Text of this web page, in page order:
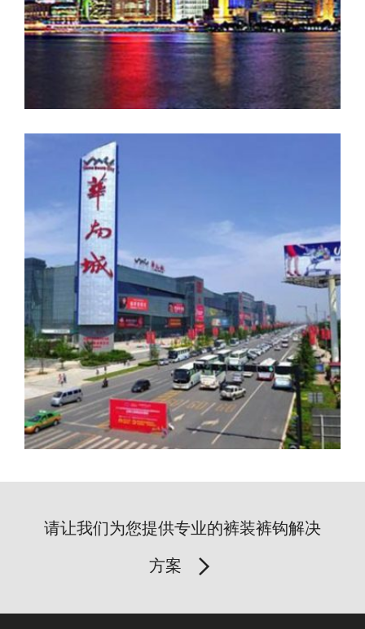
请让我们为您提供专业的裤装裤钩解决
方案